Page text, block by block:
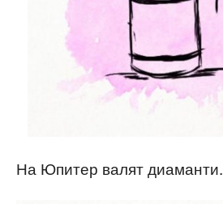
На Юпитер валят диаманти.